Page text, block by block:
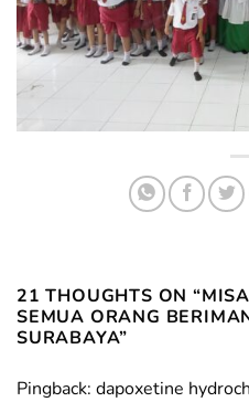
21 THOUGHTS ON “
SEMUA ORANG
SURABAYA”
Pingback: dapoxetine